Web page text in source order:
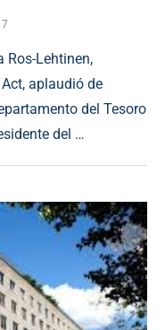
Ros-Lehtinen,
aplaudió de
del Tesoro
del …